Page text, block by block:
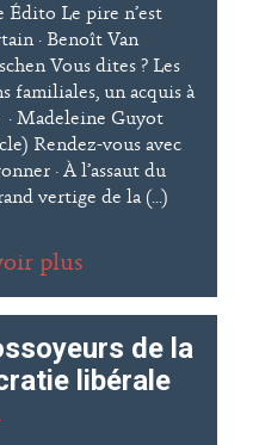
Édito Le pire n’est
· Benoît Van
Vous dites ? Les
familiales, un acquis à
· Madeleine Guyot
Rendez-vous avec
· À l’assaut du
vertige de la (...)
plus
de la
libérale